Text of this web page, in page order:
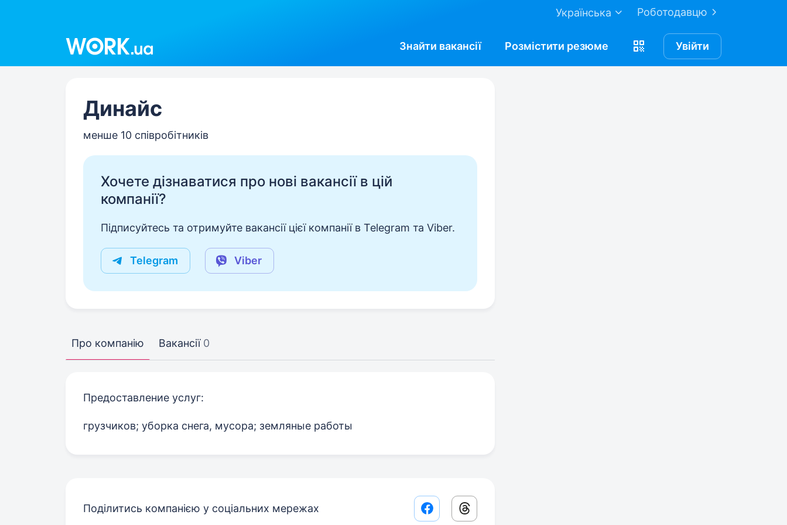
Роботодавцю
Українська
Знайти вакансії Розмістити резюме Увійти
Динайс
менше 10 співробітників
Хочете дізнаватися про нові вакансії в цій
компанії?
Підписуйтесь та отримуйте вакансії цієї компанії в Telegram та Viber.
Telegram Viber
Про компанію Вакансії 0
Предоставление услуг:
грузчиков; уборка снега, мусора; земляные работы
Поділитись компанією у соціальних мережах Facebook share link
Threads share link